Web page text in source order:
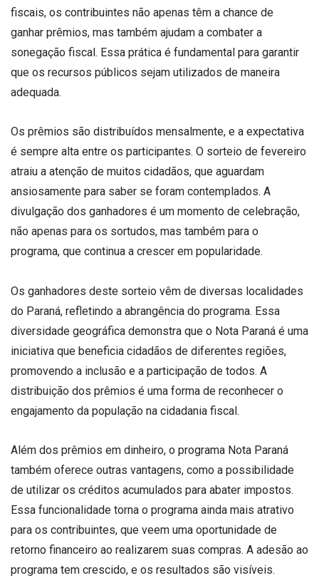
fiscais, os contribuintes não apenas têm a chance de
ganhar prêmios, mas também ajudam a combater a
sonegação fiscal. Essa prática é fundamental para garantir
que os recursos públicos sejam utilizados de maneira
adequada.
Os prêmios são distribuídos mensalmente, e a expectativa
é sempre alta entre os participantes. O sorteio de fevereiro
atraiu a atenção de muitos cidadãos, que aguardam
ansiosamente para saber se foram contemplados. A
divulgação dos ganhadores é um momento de celebração,
não apenas para os sortudos, mas também para o
programa, que continua a crescer em popularidade.
Os ganhadores deste sorteio vêm de diversas localidades
do Paraná, refletindo a abrangência do programa. Essa
diversidade geográfica demonstra que o Nota Paraná é uma
iniciativa que beneficia cidadãos de diferentes regiões,
promovendo a inclusão e a participação de todos. A
distribuição dos prêmios é uma forma de reconhecer o
engajamento da população na cidadania fiscal.
Além dos prêmios em dinheiro, o programa Nota Paraná
também oferece outras vantagens, como a possibilidade
de utilizar os créditos acumulados para abater impostos.
Essa funcionalidade torna o programa ainda mais atrativo
para os contribuintes, que veem uma oportunidade de
retorno financeiro ao realizarem suas compras. A adesão ao
programa tem crescido, e os resultados são visíveis.